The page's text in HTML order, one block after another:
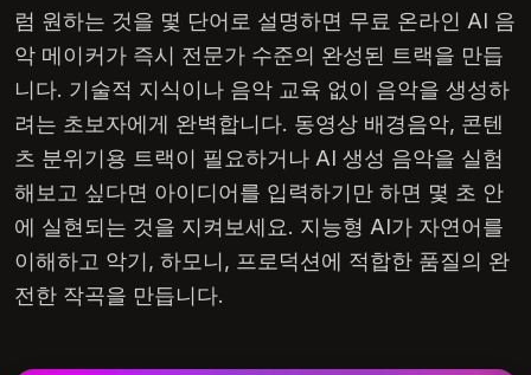
럼 원하는 것을 몇 단어로 설명하면 무료 온라인 AI 음
악 메이커가 즉시 전문가 수준의 완성된 트랙을 만듭
니다. 기술적 지식이나 음악 교육 없이 음악을 생성하
려는 초보자에게 완벽합니다. 동영상 배경음악, 콘텐
츠 분위기용 트랙이 필요하거나 AI 생성 음악을 실험
해보고 싶다면 아이디어를 입력하기만 하면 몇 초 안
에 실현되는 것을 지켜보세요. 지능형 AI가 자연어를
이해하고 악기, 하모니, 프로덕션에 적합한 품질의 완
전한 작곡을 만듭니다.